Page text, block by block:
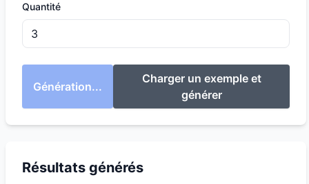
Quantité
Génération...
Charger un exemple et
générer
Résultats générés